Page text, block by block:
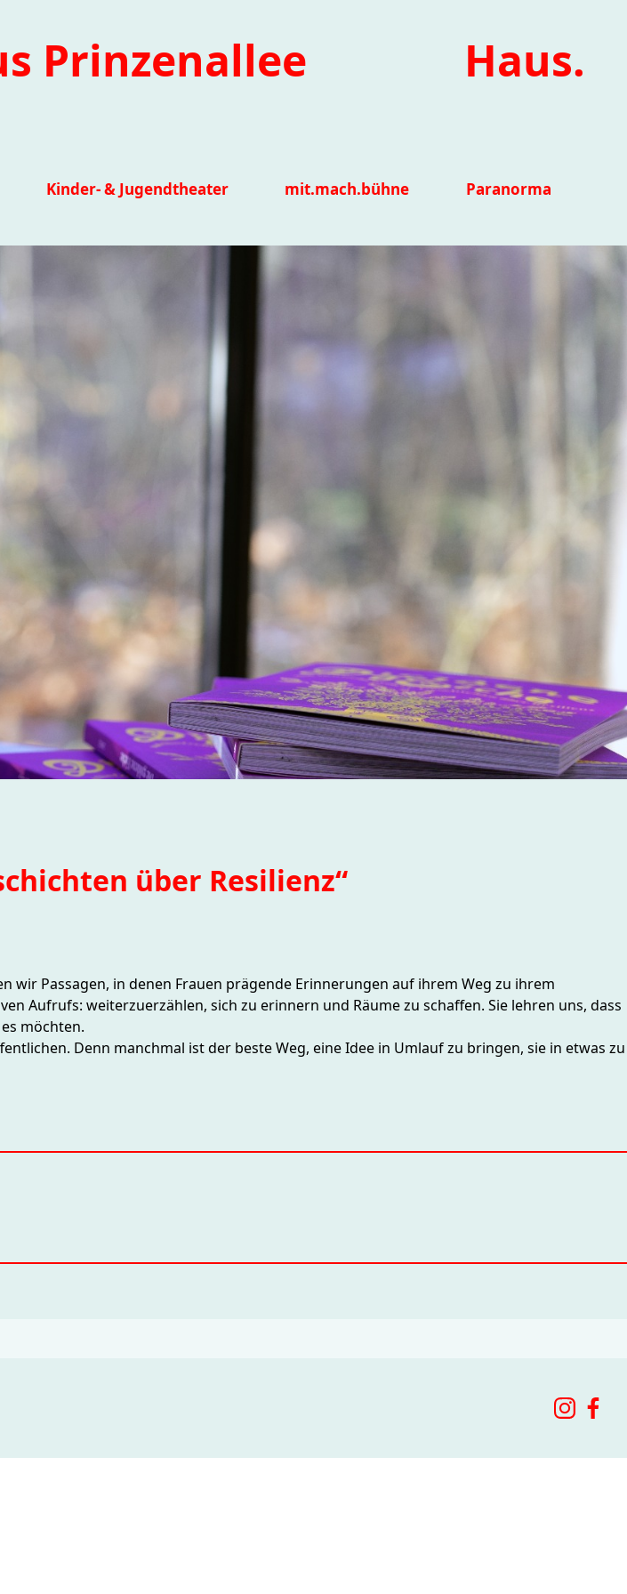
Prinzenallee Haus.
Kinder- & Jugendtheater mit.mach.bühne Paranorma
über Resilienz“
wir Passagen, in denen Frauen prägende Erinnerungen auf ihrem Weg zu ihrem
Aufrufs: weiterzuerzählen, sich zu erinnern und Räume zu schaffen. Sie lehren uns, dass
möchten.
Denn manchmal ist der beste Weg, eine Idee in Umlauf zu bringen, sie in etwas zu